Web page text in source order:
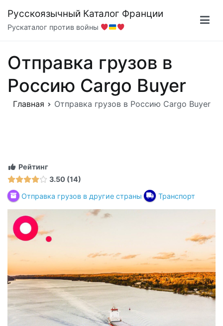
содержимому
Русскоязычный Каталог Франции
Рускаталог против войны
Отправка грузов в
Россию Cargo Buyer
Главная Отправка грузов в Россию Cargo Buyer
Рейтинг
3.50 14
Отправка грузов в другие страны
Транспорт